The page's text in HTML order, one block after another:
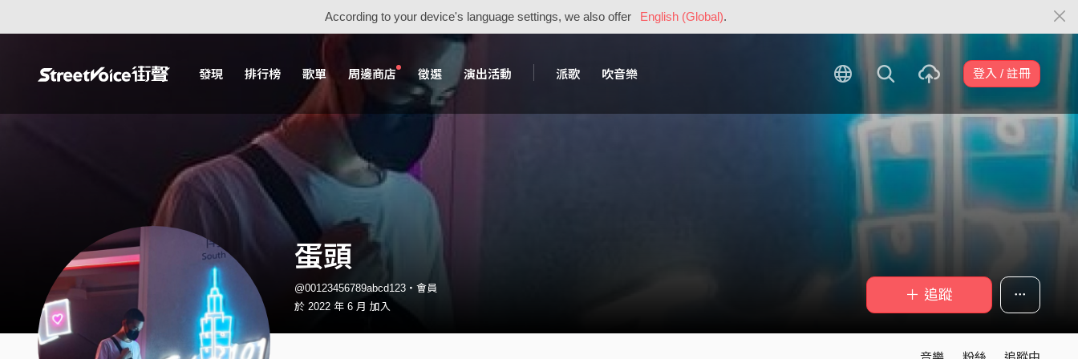
According to your device's language settings, we also offer English (Global).
發現 排行榜 歌單 周邊商店 徵選 演出活動 派歌 吹音樂 登入 / 註冊
蛋頭
@00123456789abcd123・會員
於 2022 年 6 月 加入
＋ 追蹤